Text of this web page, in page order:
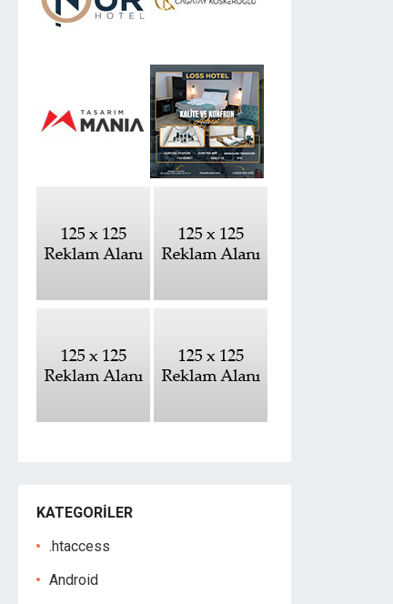
KATEGORILER
.htaccess
Android